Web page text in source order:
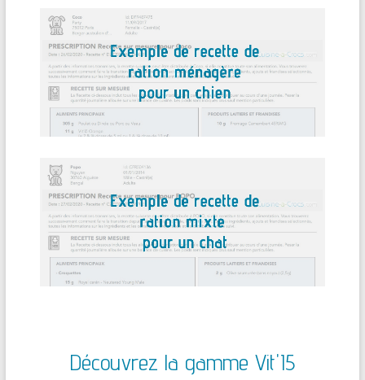
Découvrez la gamme Vit'I5